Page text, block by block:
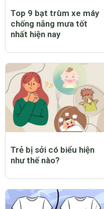
Top 9 bạt trùm xe máy
chống nắng mưa tốt
nhất hiện nay
Trẻ bị sởi có biểu hiện
như thế nào?